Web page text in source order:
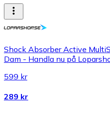
Shock Absorber Active
Dam - Handla nu på
599 kr
289 kr